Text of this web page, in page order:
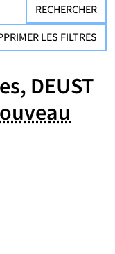
RECHERCHER
LES FILTRES
DEUST
fenêtre)